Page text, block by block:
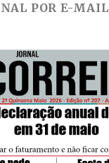
POR E-MAIL